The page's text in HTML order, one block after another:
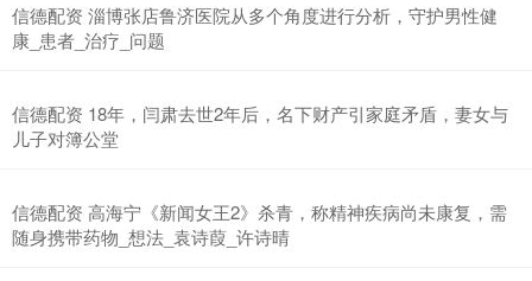
信德配资 淄博张店鲁济医院从多个角度进行分析，守护男性健
康_患者_治疗_问题
信德配资 18年，闫肃去世2年后，名下财产引家庭矛盾，妻女与
儿子对簿公堂
信德配资 高海宁《新闻女王2》杀青，称精神疾病尚未康复，需
随身携带药物_想法_袁诗葭_许诗晴